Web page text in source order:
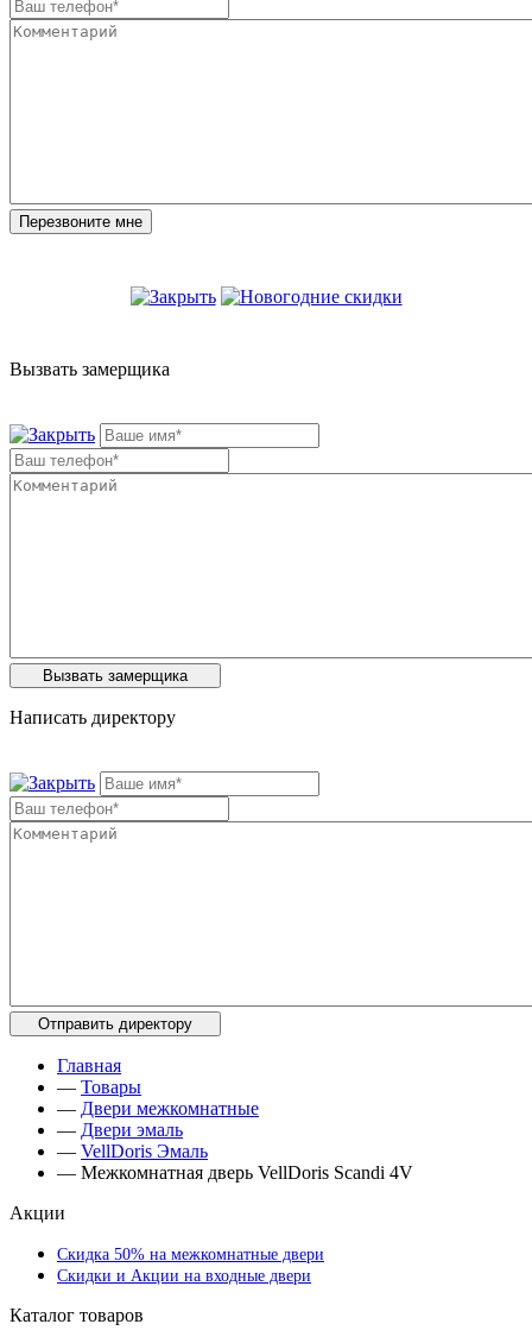
Вызвать замерщика
Написать директору
Главная
— Товары
— Двери межкомнатные
— Двери эмаль
— VellDoris Эмаль
— Межкомнатная дверь VellDoris Scandi 4V
Акции
Скидка 50% на межкомнатные двери
Скидки и Акции на входные двери
Каталог товаров